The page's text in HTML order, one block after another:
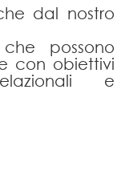
dal nostro
possono
con obiettivi
e